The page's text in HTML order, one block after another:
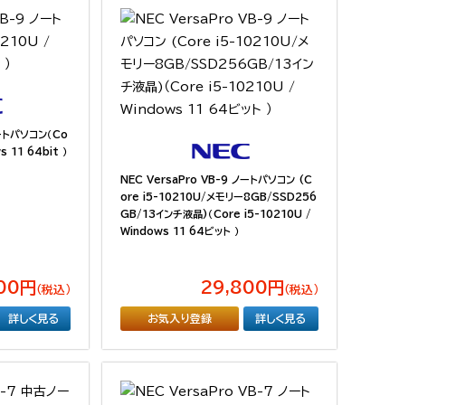
ソコン（Co
11 64bit ）
円 （税込）
詳しく見る
NEC VersaPro VB-9 ノートパソコン (C
ore i5-10210U/メモリー8GB/SSD256
GB/13インチ液晶)（Core i5-10210U /
Windows 11 64ビット ）
29,800円 （税込）
お気入り登録 詳しく見る